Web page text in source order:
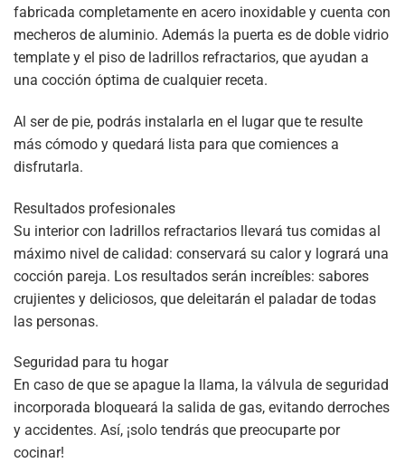
fabricada completamente en acero inoxidable y cuenta con
mecheros de aluminio. Además la puerta es de doble vidrio
template y el piso de ladrillos refractarios, que ayudan a
una cocción óptima de cualquier receta.
Al ser de pie, podrás instalarla en el lugar que te resulte
más cómodo y quedará lista para que comiences a
disfrutarla.
Resultados profesionales
Su interior con ladrillos refractarios llevará tus comidas al
máximo nivel de calidad: conservará su calor y logrará una
cocción pareja. Los resultados serán increíbles: sabores
crujientes y deliciosos, que deleitarán el paladar de todas
las personas.
Seguridad para tu hogar
En caso de que se apague la llama, la válvula de seguridad
incorporada bloqueará la salida de gas, evitando derroches
y accidentes. Así, ¡solo tendrás que preocuparte por
cocinar!